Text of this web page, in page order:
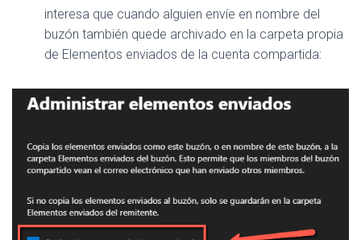
interesa que cuando alguien envíe en nombre del
buzón también quede archivado en la carpeta propia
de Elementos enviados de la cuenta compartida: